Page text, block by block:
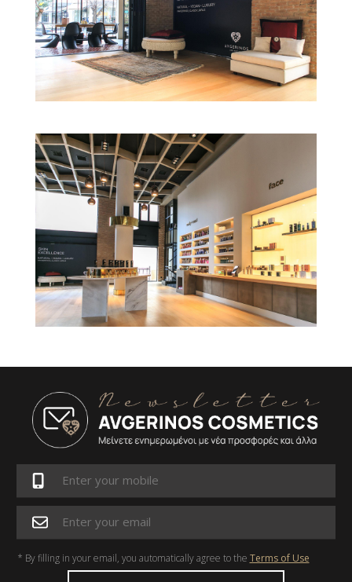
* By filling in your email, you automatically agree to the Terms of Use